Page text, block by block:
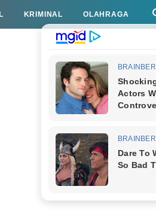
KRIMINAL OLAHRAGA